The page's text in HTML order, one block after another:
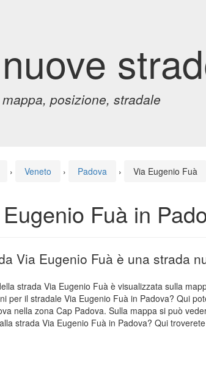
nuove
mappa, posizione, stradale
› Veneto › Padova › Via Eugenio Fuà
Fuà in
Via Eugenio Fuà è una strada
strada Via Eugenio Fuà è visualizzata sulla
per il stradale Via Eugenio Fuà in Padova? Qui
nella zona Cap Padova. Sulla mappa si può
strada Via Eugenio Fuà in Padova? Qui